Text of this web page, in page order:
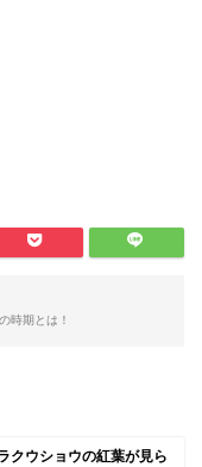
時期とは！
クウショウの紅葉が見ら